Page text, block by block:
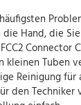
Hand, die
Connector
kleinen
Reinigung
den